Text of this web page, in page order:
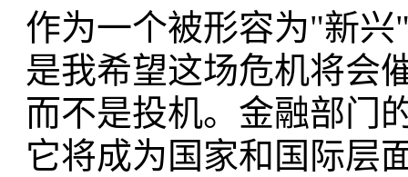
作为一个被形容为"新
是我希望这场危机将会
而不是投机。金融部门
它将成为国家和国际层